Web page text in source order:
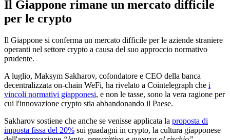
Il Giappone rimane un mercato difficile
per le crypto
Il Giappone si conferma un mercato difficile per le aziende straniere
operanti nel settore crypto a causa del suo approccio normativo
prudente.
A luglio, Maksym Sakharov, cofondatore e CEO della banca
decentralizzata on-chain WeFi, ha rivelato a Cointelegraph che i
vincoli normativi giapponesi, e non le tasse, sono la vera ragione per
cui l'innovazione crypto stia abbandonando il Paese.
Sakharov sostiene che anche se venisse applicata la proposta di
imposta fissa del 20% sui guadagni in crypto, la cultura giapponese